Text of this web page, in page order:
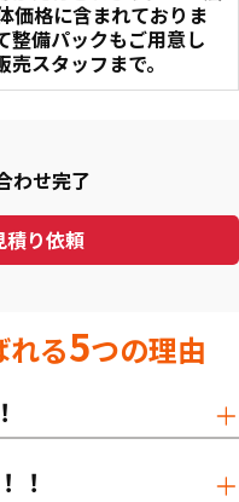
価格に含まれておりま
整備パックもご用意し
スタッフまで。
わせ完了
積り依頼
れる5つの理由
！